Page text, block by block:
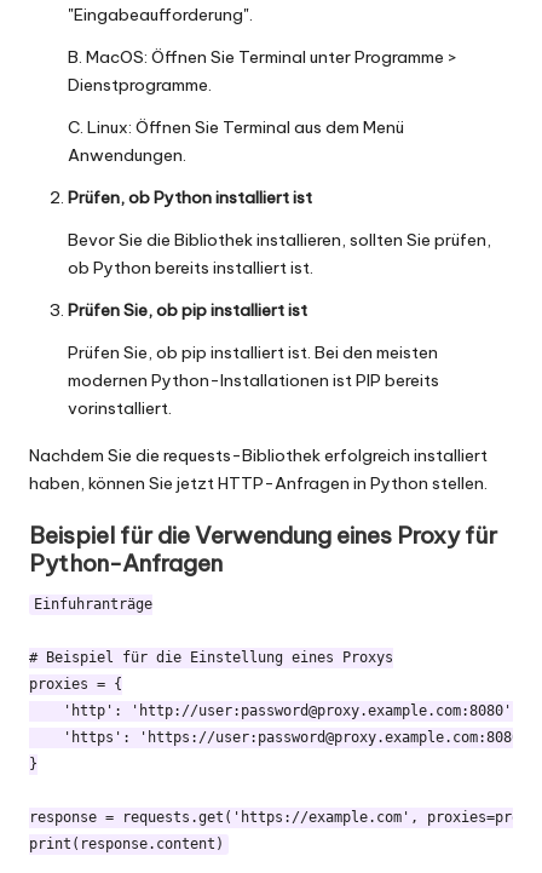
"Eingabeaufforderung".
B. MacOS: Öffnen Sie Terminal unter Programme >
Dienstprogramme.
C. Linux: Öffnen Sie Terminal aus dem Menü
Anwendungen.
Prüfen, ob Python installiert ist
Bevor Sie die Bibliothek installieren, sollten Sie prüfen,
ob Python bereits installiert ist.
Prüfen Sie, ob pip installiert ist
Prüfen Sie, ob pip installiert ist. Bei den meisten
modernen Python-Installationen ist PIP bereits
vorinstalliert.
Nachdem Sie die requests-Bibliothek erfolgreich installiert
haben, können Sie jetzt HTTP-Anfragen in Python stellen.
Beispiel für die Verwendung eines Proxy für
Python-Anfragen
Einfuhranträge
# Beispiel für die Einstellung eines Proxys
proxies = {
    'http': 'http://user:
password@proxy.example.com:8080',
    'https': 'https://user:
password@proxy.example.com:8080',
}
response = requests.get('https://example.com',